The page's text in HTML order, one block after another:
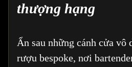
thượng hạng
Ẩn sau những cánh cửa vô
rượu bespoke, nơi